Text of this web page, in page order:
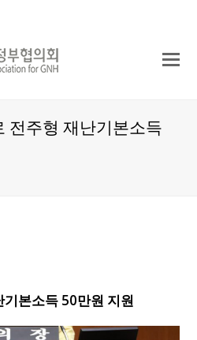
전주형 재난기본소득
본소득 50만원 지원